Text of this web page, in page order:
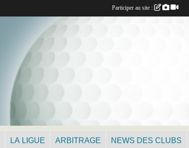
LA LIGUE ARBITRAGE NEWS DES CLUBS
Participer au site :